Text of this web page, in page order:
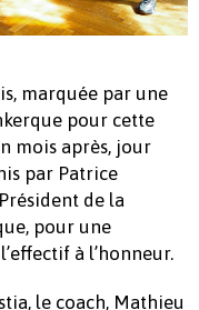
marquée par une
pour cette
mois après, jour
par Patrice
de la
pour une
à l’honneur.
le coach, Mathieu